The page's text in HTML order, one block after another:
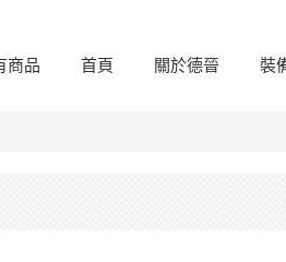
商品 首頁 關於德晉 裝